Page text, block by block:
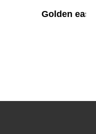
Golden east